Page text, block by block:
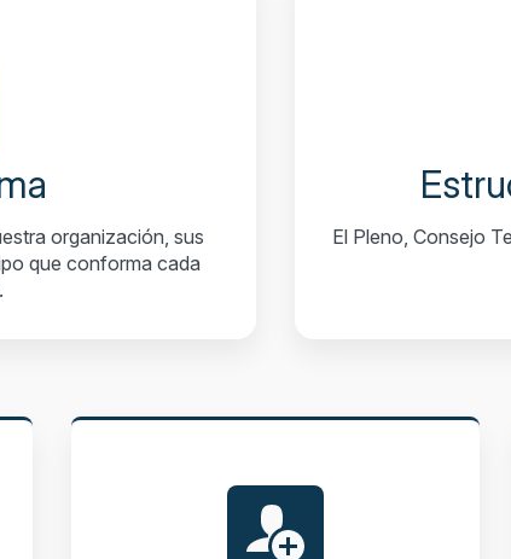
organización, sus
que conforma cada
El Pleno, Consejo